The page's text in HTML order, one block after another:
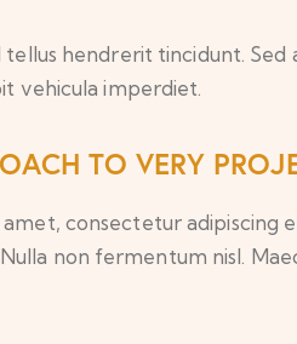
hendrerit tincidunt. Sed
vehicula imperdiet.
TO VERY
consectetur adipiscing
non fermentum nisl.